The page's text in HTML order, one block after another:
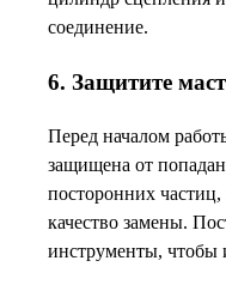
соединение.
6. Защитите
Перед началом
защищена от
посторонних
качество замены.
инструменты, чтобы